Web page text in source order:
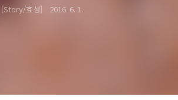
Story/효성 2016. 6. 1.